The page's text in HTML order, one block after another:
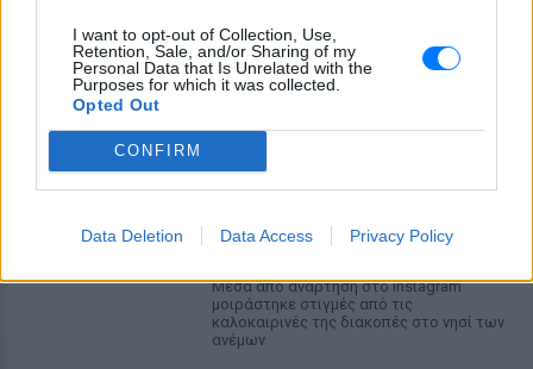
I want to opt-out of Collection, Use,
Retention, Sale, and/or Sharing of my
Personal Data that Is Unrelated with the
Purposes for which it was collected.
Opted Out
CONFIRM
Data Deletion Data Access Privacy Policy
διαρκείας είναι μόλις 2 μηνών
ΣΉΜΕΡΑ
Οπαδός από κούνια κυριολεκτικά στον
Βάλια Χατζηθεοδώρου ‑ οι
φωτογραφίες με μαγιό στην
παραλία
Μέσα από ανάρτηση στο Instagram
μοιράστηκε στιγμές από τις
καλοκαιρινές της διακοπές στο νησί των
ανέμων